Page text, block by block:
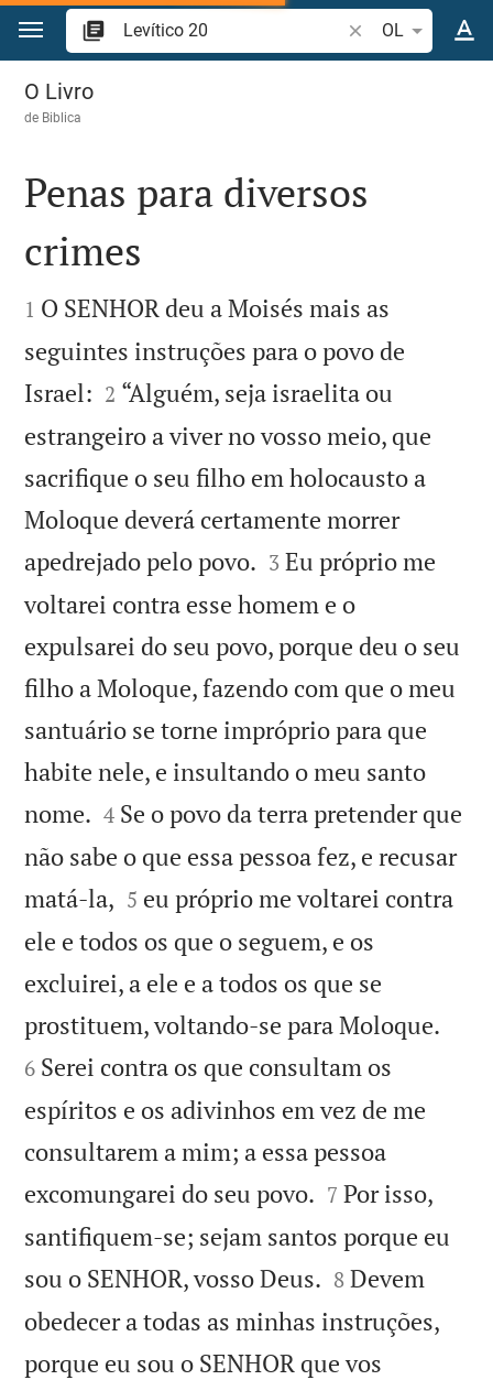
Ir para o conteúdo
Pesquise
OL
Levítico 20
O Livro
de Biblica

Penas para diversos
crimes

1 O SENHOR deu a Moisés mais as
seguintes instruções para o povo de
Israel: 

2 “Alguém, seja israelita ou
estrangeiro a viver no vosso meio, que
sacrifique o seu filho em holocausto a
Moloque deverá certamente morrer
apedrejado pelo povo. 

3 Eu próprio me
voltarei contra esse homem e o
expulsarei do seu povo, porque deu o seu
filho a Moloque, fazendo com que o meu
santuário se torne impróprio para que
habite nele, e insultando o meu santo
nome. 

4 Se o povo da terra pretender que
não sabe o que essa pessoa fez, e recusar
matá-la, 

5 eu próprio me voltarei contra
ele e todos os que o seguem, e os
excluirei, a ele e a todos os que se
prostituem, voltando-se para Moloque.
6 Serei contra os que consultam os
espíritos e os adivinhos em vez de me
consultarem a mim; a essa pessoa
excomungarei do seu povo. 

7 Por isso,
santifiquem-se; sejam santos porque eu
sou o SENHOR, vosso Deus. 

8 Devem
obedecer a todas as minhas instruções,
porque eu sou o SENHOR que vos